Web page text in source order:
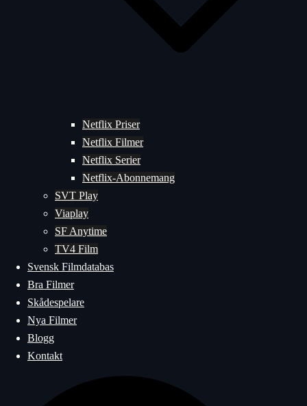
Netflix Priser
Netflix Filmer
Netflix Serier
Netflix-Abonnemang
SVT Play
Viaplay
SF Anytime
TV4 Film
Svensk Filmdatabas
Bra Filmer
Skådespelare
Nya Filmer
Blogg
Kontakt